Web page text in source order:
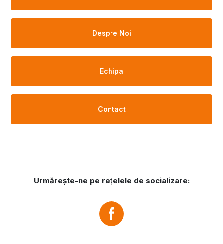
Despre Noi
Echipa
Contact
Urmărește-ne pe rețelele de socializare: